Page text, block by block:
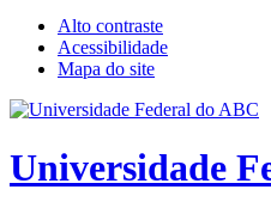
Alto contraste
Acessibilidade
Mapa do site
Universidade